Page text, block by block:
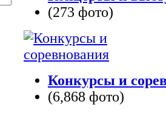
(273 фото)
Конкурсы и
(6,868 фото)